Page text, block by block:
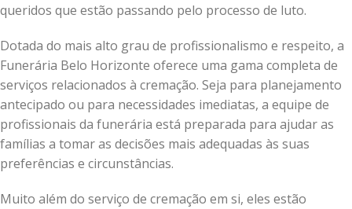
queridos que estão passando pelo processo de luto.
Dotada do mais alto grau de profissionalismo e respeito, a
Funerária Belo Horizonte oferece uma gama completa de
serviços relacionados à cremação. Seja para planejamento
antecipado ou para necessidades imediatas, a equipe de
profissionais da funerária está preparada para ajudar as
famílias a tomar as decisões mais adequadas às suas
preferências e circunstâncias.
Muito além do serviço de cremação em si, eles estão